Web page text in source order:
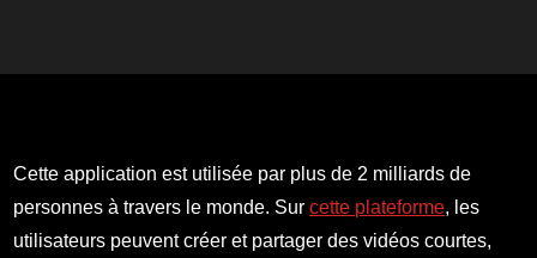
Cette application est utilisée par plus de 2 milliards de
personnes à travers le monde. Surcette plateforme, les
utilisateurs peuvent créer et partager des vidéos courtes,